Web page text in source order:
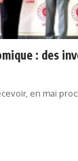
: des
en mai